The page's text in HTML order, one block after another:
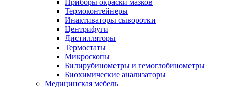
Приборы окраски мазков
Термоконтейнеры
Инактиваторы сыворотки
Центрифуги
Дистилляторы
Термостаты
Микроскопы
Билирубинометры и гемоглобинометры
Биохимические анализаторы
Медицинская мебель